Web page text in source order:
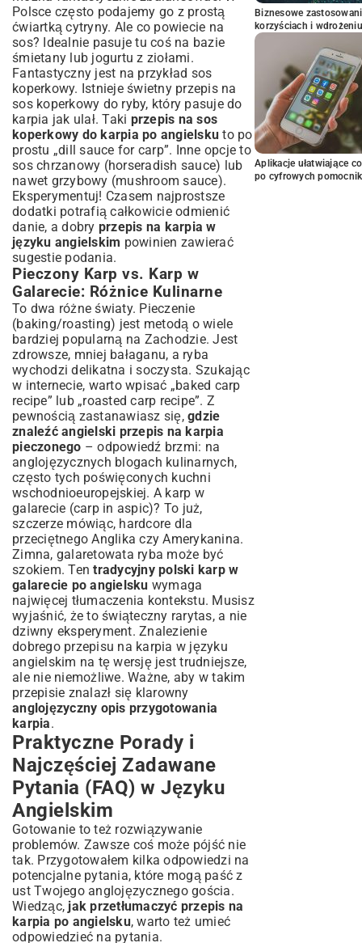
Polsce często podajemy go z prostą
ćwiartką cytryny. Ale co powiecie na
sos? Idealnie pasuje tu coś na bazie
śmietany lub jogurtu z ziołami.
Fantastyczny jest na przykład sos
koperkowy. Istnieje świetny przepis na
sos koperkowy do ryby, który pasuje do
karpia jak ulał. Taki przepis na sos
koperkowy do karpia po angielsku to po
prostu „dill sauce for carp”. Inne opcje to
sos chrzanowy (horseradish sauce) lub
nawet grzybowy (mushroom sauce).
Eksperymentuj! Czasem najprostsze
dodatki potrafią całkowicie odmienić
danie, a dobry przepis na karpia w
języku angielskim powinien zawierać
sugestie podania.
Pieczony Karp vs. Karp w
Galarecie: Różnice Kulinarne
To dwa różne światy. Pieczenie
(baking/roasting) jest metodą o wiele
bardziej popularną na Zachodzie. Jest
zdrowsze, mniej bałaganu, a ryba
wychodzi delikatna i soczysta. Szukając
w internecie, warto wpisać „baked carp
recipe” lub „roasted carp recipe”. Z
pewnością zastanawiasz się, gdzie
znaleźć angielski przepis na karpia
pieczonego – odpowiedź brzmi: na
anglojęzycznych blogach kulinarnych,
często tych poświęconych kuchni
wschodnioeuropejskiej. A karp w
galarecie (carp in aspic)? To już,
szczerze mówiąc, hardcore dla
przeciętnego Anglika czy Amerykanina.
Zimna, galaretowata ryba może być
szokiem. Tentradycyjny polski karp w
galarecie po angielsku wymaga
najwięcej tłumaczenia kontekstu. Musisz
wyjaśnić, że to świąteczny rarytas, a nie
dziwny eksperyment. Znalezienie
dobrego przepisu na karpia w języku
angielskim na tę wersję jest trudniejsze,
ale nie niemożliwe. Ważne, aby w takim
przepisie znalazł się klarowny
anglojęzyczny opis przygotowania
karpia.
Praktyczne Porady i
Najczęściej Zadawane
Pytania (FAQ) w Języku
Angielskim
Gotowanie to też rozwiązywanie
problemów. Zawsze coś może pójść nie
tak. Przygotowałem kilka odpowiedzi na
potencjalne pytania, które mogą paść z
ust Twojego anglojęzycznego gościa.
Wiedząc, jak przetłumaczyć przepis na
karpia po angielsku, warto też umieć
odpowiedzieć na pytania.
Biznesowe
korzyściach i wdrożeniu
Aplikacje ułatwiające
po cyfrowych